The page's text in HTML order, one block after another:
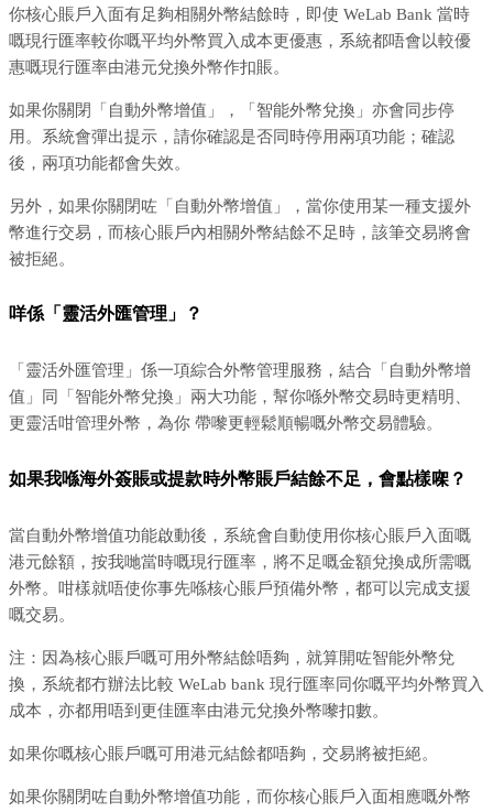
你核心賬戶入面有足夠相關外幣結餘時，即使 WeLab Bank 當時
嘅現行匯率較你嘅平均外幣買入成本更優惠，系統都唔會以較優
惠嘅現行匯率由港元兌換外幣作扣賬。
如果你關閉「自動外幣增值」，「智能外幣兌換」亦會同步停
用。系統會彈出提示，請你確認是否同時停用兩項功能；確認
後，兩項功能都會失效。
另外，如果你關閉咗「自動外幣增值」，當你使用某一種支援外
幣進行交易，而核心賬戶內相關外幣結餘不足時，該筆交易將會
被拒絕。
咩係「靈活外匯管理」？
「靈活外匯管理」係一項綜合外幣管理服務，結合「自動外幣增
值」同「智能外幣兌換」兩大功能，幫你喺外幣交易時更精明、
更靈活咁管理外幣，為你 帶嚟更輕鬆順暢嘅外幣交易體驗。
如果我喺海外簽賬或提款時外幣賬戶結餘不足，會點樣㗎？
當自動外幣增值功能啟動後，系統會自動使用你核心賬戶入面嘅
港元餘額，按我哋當時嘅現行匯率，將不足嘅金額兌換成所需嘅
外幣。咁樣就唔使你事先喺核心賬戶預備外幣，都可以完成支援
嘅交易。
注：因為核心賬戶嘅可用外幣結餘唔夠，就算開咗智能外幣兌
換，系統都冇辦法比較 WeLab bank 現行匯率同你嘅平均外幣買入
成本，亦都用唔到更佳匯率由港元兌換外幣嚟扣數。
如果你嘅核心賬戶嘅可用港元結餘都唔夠，交易將被拒絕。
如果你關閉咗自動外幣增值功能，而你核心賬戶入面相應嘅外幣